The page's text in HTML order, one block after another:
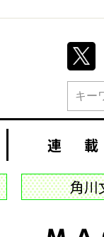
連 載
角川